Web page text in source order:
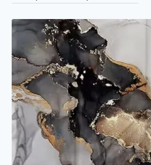
récent
au
plus
ancien